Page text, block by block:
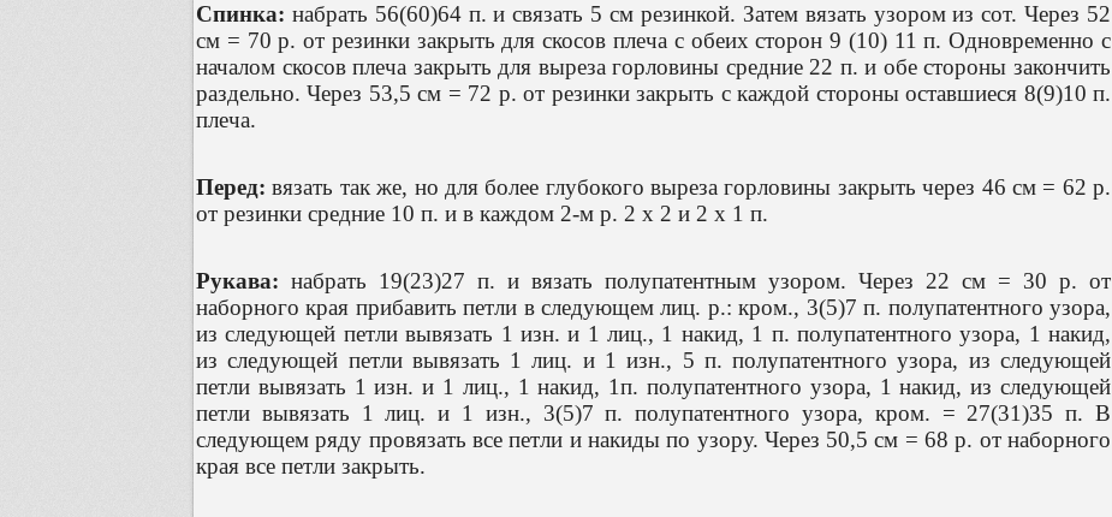
Спинка: набрать 56(60)64 п. и связать 5 см резинкой. Затем вязать узором из сот. Через 52
см = 70 р. от резинки закрыть для скосов плеча с обеих сторон 9 (10) 11 п. Одновременно с
началом скосов плеча закрыть для выреза горловины средние 22 п. и обе стороны закончить
раздельно. Через 53,5 см = 72 р. от резинки закрыть с каждой стороны оставшиеся 8(9)10 п.
плеча.
Перед: вязать так же, но для более глубокого выреза горловины закрыть через 46 см = 62 р.
от резинки средние 10 п. и в каждом 2-м р. 2 х 2 и 2 х 1 п.
Рукава: набрать 19(23)27 п. и вязать полупатентным узором. Через 22 см = 30 р. от
наборного края прибавить петли в следующем лиц. р.: кром., 3(5)7 п. полупатентного узора,
из следующей петли вывязать 1 изн. и 1 лиц., 1 накид, 1 п. полупатентного узора, 1 накид,
из следующей петли вывязать 1 лиц. и 1 изн., 5 п. полупатентного узора, из следующей
петли вывязать 1 изн. и 1 лиц., 1 накид, 1п. полупатентного узора, 1 накид, из следующей
петли вывязать 1 лиц. и 1 изн., 3(5)7 п. полупатентного узора, кром. = 27(31)35 п. В
следующем ряду провязать все петли и накиды по узору. Через 50,5 см = 68 р. от наборного
края все петли закрыть.